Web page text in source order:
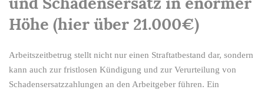
Höhe (hier über 21.000€)
Arbeitszeitbetrug stellt nicht nur einen Straftatbestand dar, sondern
kann auch zur fristlosen Kündigung und zur Verurteilung von
Schadensersatzzahlungen an den Arbeitgeber führen. Ein